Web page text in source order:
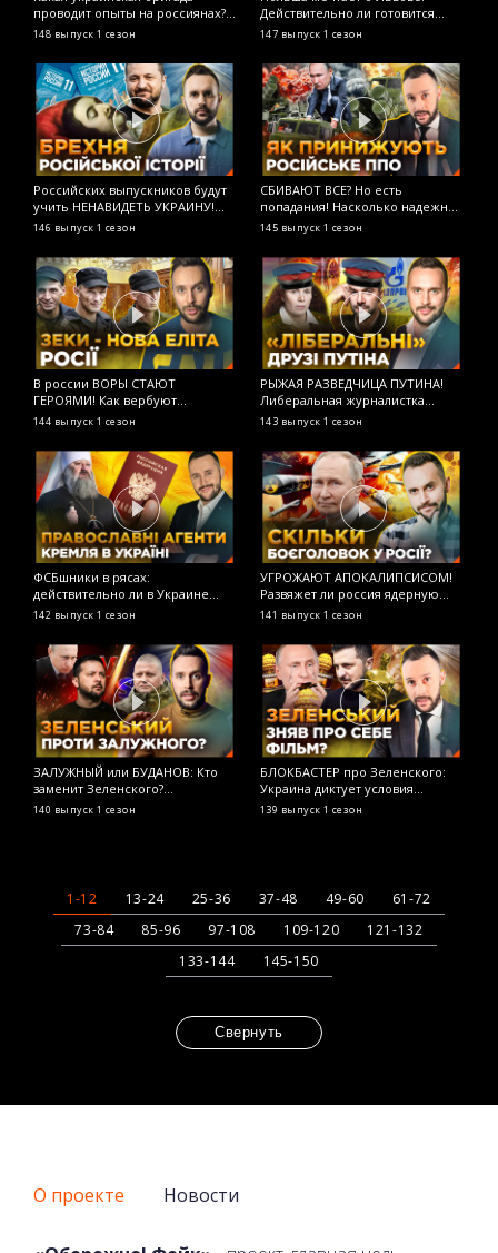
проводит опыты на россиянах?
ОСТОРОЖНО! ФЕЙК
148 выпуск 1 сезон
Действительно ли готовится
нападение на Украину с тыла?
147 выпуск 1 сезон
Российских выпускников будут
учить НЕНАВИДЕТЬ УКРАИНУ!
Новая история для старших
146 выпуск 1 сезон
СБИВАЮТ ВСЕ? Но есть
попадания! Насколько надежно
российское ПВО? ОСТОРОЖНО!
145 выпуск 1 сезон
В россии ВОРЫ СТАЮТ
ГЕРОЯМИ! Как вербуют
заключенных в армию рф?
144 выпуск 1 сезон
РЫЖАЯ РАЗВЕДЧИЦА ПУТИНА!
Либеральная журналистка
Латынина продолжает работать
143 выпуск 1 сезон
ФСБшники в рясах:
действительно ли в Украине
«преследуют христиан»?
142 выпуск 1 сезон
УГРОЖАЮТ АПОКАЛИПСИСОМ!
Развяжет ли россия ядерную
войну? ОСТОРОЖНО! ФЕЙК
141 выпуск 1 сезон
ЗАЛУЖНЫЙ или БУДАНОВ: Кто
заменит Зеленского?
ОСТОРОЖНО! ФЕЙК
140 выпуск 1 сезон
БЛОКБАСТЕР про Зеленского:
Украина диктует условия
Голливуду? ОСТОРОЖНО! ФЕЙК
139 выпуск 1 сезон
1-12 13-24 25-36 37-48 49-60
61-72
73-84
85-96 97-108 109-120
121-132
133-144
145-150
Свернуть
О проекте Новости